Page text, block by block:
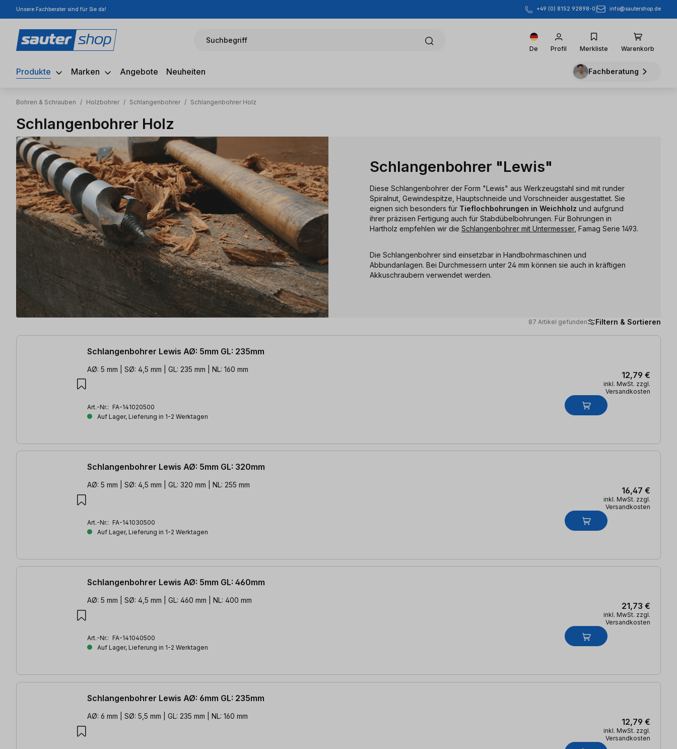
Hauptinhalt springen
Zur Suche springen
Zur Hauptnavigation springen
Unsere Fachberater sind für Sie da! +49 (0) 8152 92898-0 info@sautershop.de
Suchbegriff
De Profil Merkliste Warenkorb
Produkte Marken Angebote Neuheiten Fachberatung
Bohren & Schrauben / Holzbohrer / Schlangenbohrer / Schlangenbohrer Holz
Schlangenbohrer Holz
Schlangenbohrer "Lewis"
Diese Schlangenbohrer der Form "Lewis" aus Werkzeugstahl sind mit runder
Spiralnut, Gewindespitze, Hauptschneide und Vorschneider ausgestattet. Sie
eignen sich besonders für Tieflochbohrungen in Weichholz und aufgrund
ihrer präzisen Fertigung auch für Stabdübelbohrungen. Für Bohrungen in
Hartholz empfehlen wir die Schlangenbohrer mit Untermesser, Famag Serie 1493.
Die Schlangenbohrer sind einsetzbar in Handbohrmaschinen und
Abbundanlagen. Bei Durchmessern unter 24 mm können sie auch in kräftigen
Akkuschraubern verwendet werden.
87 Artikel gefunden Filtern & Sortieren
87 Artikel gefunden
Schlangenbohrer Lewis AØ: 5mm GL: 235mm
AØ: 5 mm | SØ: 4,5 mm | GL: 235 mm | NL: 160 mm
Art.-Nr.: FA-141020500
Auf Lager, Lieferung in 1-2 Werktagen
12,79 €
inkl. MwSt. zzgl.
Versandkosten
Schlangenbohrer Lewis AØ: 5mm GL: 320mm
AØ: 5 mm | SØ: 4,5 mm | GL: 320 mm | NL: 255 mm
Art.-Nr.: FA-141030500
Auf Lager, Lieferung in 1-2 Werktagen
16,47 €
inkl. MwSt. zzgl.
Versandkosten
Schlangenbohrer Lewis AØ: 5mm GL: 460mm
AØ: 5 mm | SØ: 4,5 mm | GL: 460 mm | NL: 400 mm
Art.-Nr.: FA-141040500
Auf Lager, Lieferung in 1-2 Werktagen
21,73 €
inkl. MwSt. zzgl.
Versandkosten
Schlangenbohrer Lewis AØ: 6mm GL: 235mm
AØ: 6 mm | SØ: 5,5 mm | GL: 235 mm | NL: 160 mm
12,79 €
inkl. MwSt. zzgl.
Versandkosten